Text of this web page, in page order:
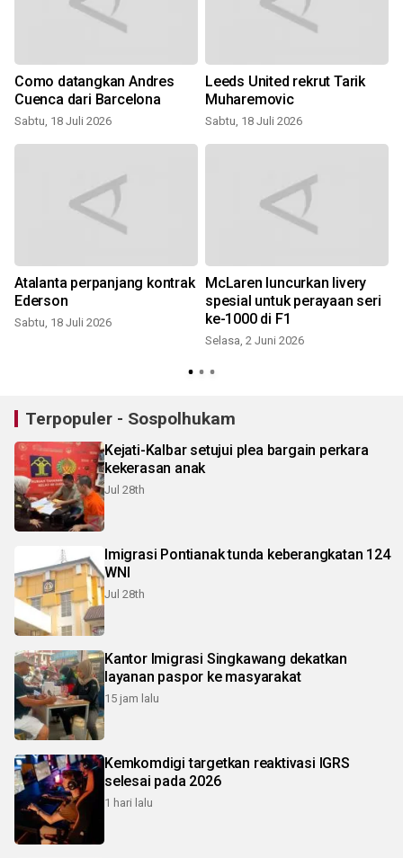
Como datangkan Andres
Cuenca dari Barcelona
Sabtu, 18 Juli 2026
Leeds United rekrut Tarik
Muharemovic
Sabtu, 18 Juli 2026
Atalanta perpanjang kontrak
Ederson
Sabtu, 18 Juli 2026
McLaren luncurkan livery
spesial untuk perayaan seri
ke-1000 di F1
Selasa, 2 Juni 2026
Terpopuler - Sospolhukam
Kejati-Kalbar setujui plea bargain perkara
kekerasan anak
Jul 28th
Imigrasi Pontianak tunda keberangkatan 124
WNI
Jul 28th
Kantor Imigrasi Singkawang dekatkan
layanan paspor ke masyarakat
15 jam lalu
Kemkomdigi targetkan reaktivasi IGRS
selesai pada 2026
1 hari lalu